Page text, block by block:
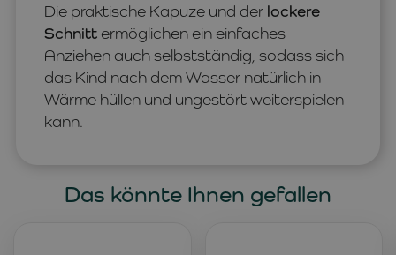
Die praktische Kapuze und der lockere
Schnitt ermöglichen ein einfaches
Anziehen auch selbstständig, sodass sich
das Kind nach dem Wasser natürlich in
Wärme hüllen und ungestört weiterspielen
kann.
Das könnte Ihnen gefallen